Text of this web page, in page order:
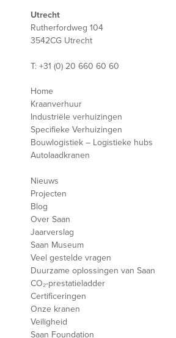
Utrecht
Rutherfordweg 104
3542CG Utrecht
T: +31 (0) 20 660 60 60
Home
Kraanverhuur
Industriële verhuizingen
Specifieke Verhuizingen
Bouwlogistiek – Logistieke hubs
Autolaadkranen
Nieuws
Projecten
Blog
Over Saan
Jaarverslag
Saan Museum
Veel gestelde vragen
Duurzame oplossingen van Saan
CO₂-prestatieladder
Certificeringen
Onze kranen
Veiligheid
Saan Foundation